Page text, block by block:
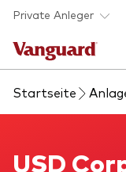
Skip to main
Private Anleger
Anlageprodukte
Wissen
Startseite
USD Corporate
USD